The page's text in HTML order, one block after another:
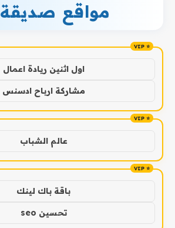
مواقع صديقة
اول اثنين ريادة اعمال
مشاركة ارباح ادسنس
عالم الشباب
باقة باك لينك
تحسين seo